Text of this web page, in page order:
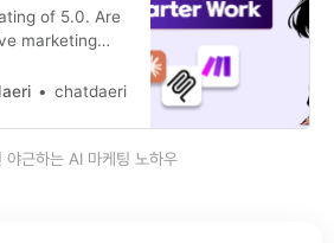
of 5.0. Are
marketing
marketer, has
chatdaeri
야근하는 AI 마케팅 노하우